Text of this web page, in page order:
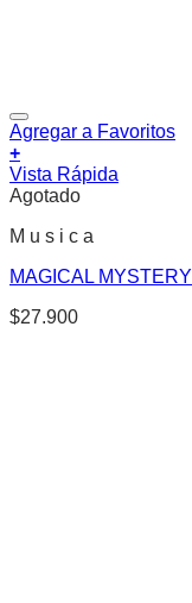
Agregar a Favoritos
+
Vista Rápida
Agotado
M u s i c a
MAGICAL
$27.900